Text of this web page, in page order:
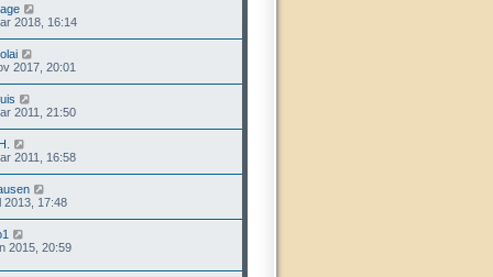
2018, 16:14
2017, 20:01
2011, 21:50
2011, 16:58
2013, 17:48
2015, 20:59